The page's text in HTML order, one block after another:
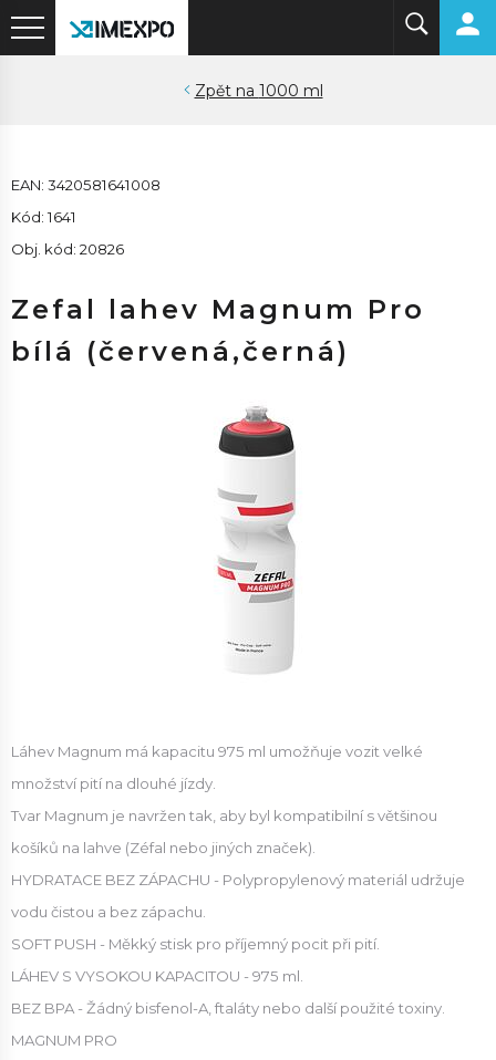
1000 ml
EAN: 3420581641008
Kód: 1641
Obj. kód: 20826
Zefal lahev Magnum Pro
bílá (červená,černá)
Láhev Magnum má kapacitu 975 ml umožňuje vozit velké
množství pití na dlouhé jízdy.
Tvar Magnum je navržen tak, aby byl kompatibilní s většinou
košíků na lahve (Zéfal nebo jiných značek).
HYDRATACE BEZ ZÁPACHU - Polypropylenový materiál udržuje
vodu čistou a bez zápachu.
SOFT PUSH - Měkký stisk pro příjemný pocit při pití.
LÁHEV S VYSOKOU KAPACITOU - 975 ml.
BEZ BPA - Žádný bisfenol-A, ftaláty nebo další použité toxiny.
MAGNUM PRO